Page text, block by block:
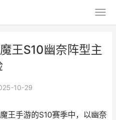
王S10幽奈阵型主
10-29
王手游的S10赛季中，以幽奈